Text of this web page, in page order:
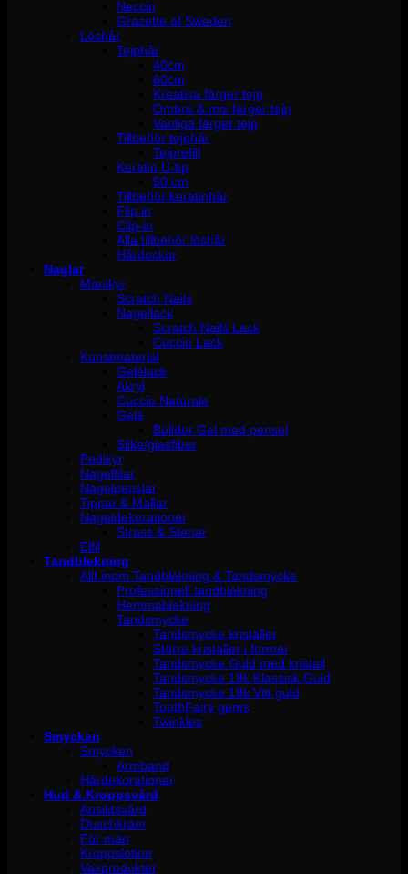
Neccin
Grazette of Sweden
Löshår
Tejphår
40cm
60cm
Kreativa färger tejp
Ombre & mix färger tejp
Vanliga färger tejp
Tillbehör tejphår
Tejprefill
Keratin U-tip
50 cm
Tillbehör keratinhår
Flip in
Clip-in
Alla tillbehör löshår
Hårdockor
Naglar
Manikyr
Scratch Nails
Nagellack
Scratch Nails Lack
Cuccio Lack
Konstmaterial
Gelélack
Akryl
Cuccio Naturale
Gelé
Builder Gel med pensel
Silke/glasfiber
Pedikyr
Nagelfilar
Nagelpenslar
Tippar & Mallar
Nageldekorationer
Strass & Stenar
Elfil
Tandblekning
Allt inom Tandblekning & Tandsmycke
Professionell tandblekning
Hemmablekning
Tandsmycke
Tandsmycke kristaller
Större kristaller i former
Tandsmycke Guld med kristall
Tandsmycke 18k Klassisk Guld
Tandsmycke 18k Vitt guld
ToothFairy gems
Twinkles
Smycken
Smycken
Armband
Hårdekorationer
Hud & Kroppsvård
Ansiktsvård
Duschkräm
För män
Kroppslotion
Vaxprodukter